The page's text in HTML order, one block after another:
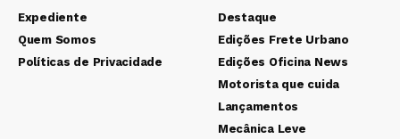
Expediente
Quem Somos
Políticas de Privacidade
Destaque
Edições Frete Urbano
Edições Oficina News
Motorista que cuida
Lançamentos
Mecânica Leve